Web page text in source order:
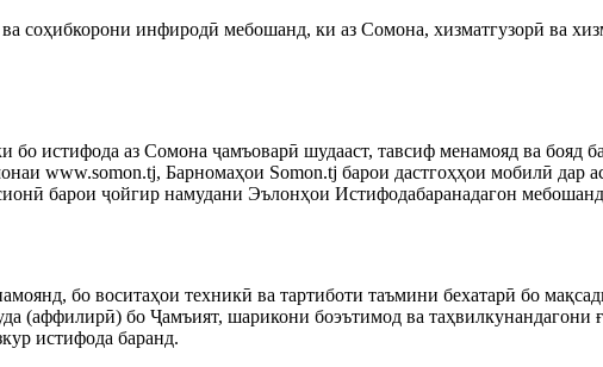
соҳибкорони инфиродӣ мебошанд, ки аз Сомона, хизматгузорӣ ва
истифода аз Сомона ҷамъоварӣ шудааст, тавсиф менамояд ва бояд
www.somon.tj, Барномаҳои Somon.tj барои дастгоҳҳои мобилӣ дар
барои ҷойгир намудани Эълонҳои Истифодабаранадагон
бо воситаҳои техникӣ ва тартиботи таъмини бехатарӣ бо
(аффилирӣ) бо Ҷамъият, шарикони боэътимод ва таҳвилкунандагони
истифода баранд.